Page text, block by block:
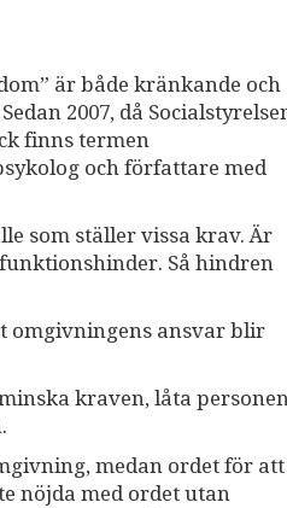
är både kränkande och
2007, då
finns termen
och författare med
som ställer vissa krav. Är
Så hindren
omgivningens ansvar blir
kraven, låta
medan ordet för att
nöjda med ordet utan